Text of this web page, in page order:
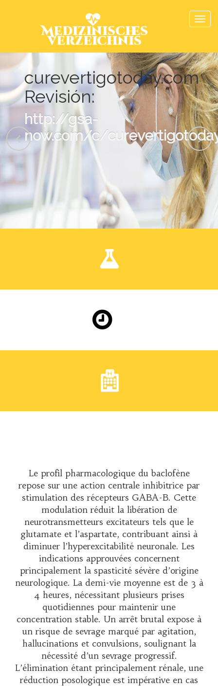
Medizinisches
Verzeichnis
curevertigotoday.com
Revisión:
http://gsa-
now.com/c/
Le profil pharmacologique du baclofène
repose sur une action centrale inhibitrice par
stimulation des récepteurs GABA-B. Cette
modulation réduit la libération de
neurotransmetteurs excitateurs tels que le
glutamate et l’aspartate, contribuant ainsi à
diminuer l’hyperexcitabilité neuronale. Les
indications approuvées concernent
principalement la spasticité sévère d’origine
neurologique. La demi-vie moyenne est de 3 à
4 heures, nécessitant plusieurs prises
quotidiennes pour maintenir une
concentration stable. Un arrêt brutal expose à
un risque de sevrage marqué par agitation,
hallucinations et convulsions, soulignant la
nécessité d’un sevrage progressif.
L’élimination étant principalement rénale, une
réduction posologique est impérative en cas